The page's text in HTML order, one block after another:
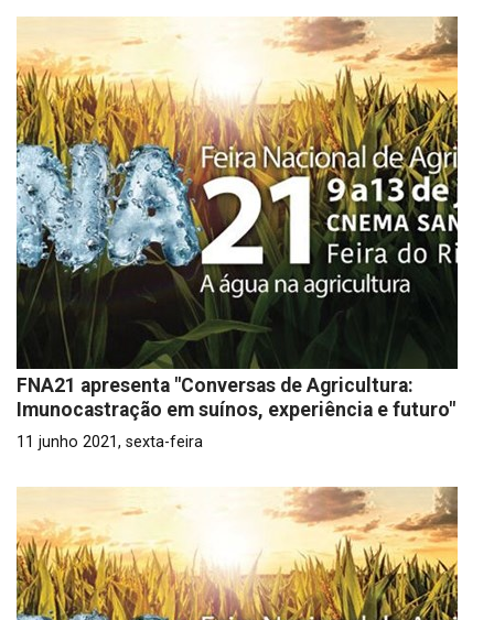
FNA21 apresenta "Conversas de Agricultura:
Imunocastração em suínos, experiência e futuro"
11 junho 2021, sexta-feira